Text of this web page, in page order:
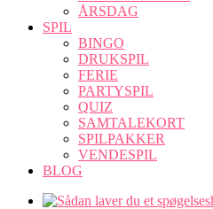
ÅRSDAG
SPIL
BINGO
DRUKSPIL
FERIE
PARTYSPIL
QUIZ
SAMTALEKORT
SPILPAKKER
VENDESPIL
BLOG